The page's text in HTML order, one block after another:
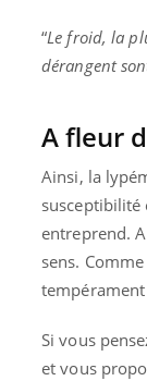
“Le froid, la
dérangent
A fleur
Ainsi, la
susceptibilité
entreprend.
sens.
Si vous
et vous
en fer :
Youtube
alopécie… Les
en fer sont